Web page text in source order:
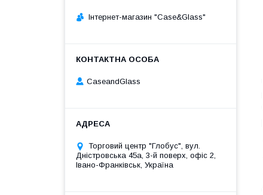
Інтернет-магазин "Case&Glass"
CaseandGlass
Торговий центр "Глобус", вул.
Дністровська 45а, 3-й поверх, офіс 2,
Івано-Франківськ, Україна